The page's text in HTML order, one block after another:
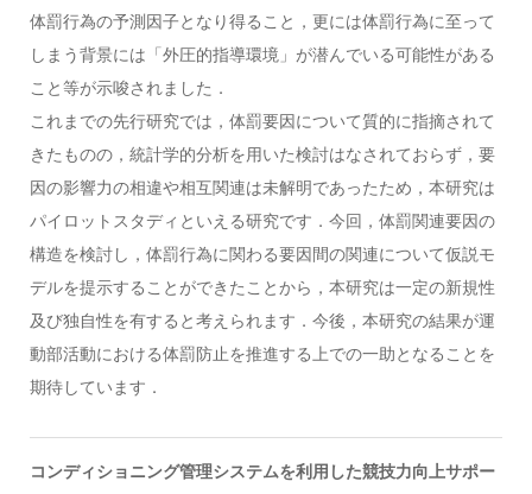
体罰行為の予測因子となり得ること，更には体罰行為に至って
しまう背景には「外圧的指導環境」が潜んでいる可能性がある
こと等が示唆されました．
これまでの先行研究では，体罰要因について質的に指摘されて
きたものの，統計学的分析を用いた検討はなされておらず，要
因の影響力の相違や相互関連は未解明であったため，本研究は
パイロットスタディといえる研究です．今回，体罰関連要因の
構造を検討し，体罰行為に関わる要因間の関連について仮説モ
デルを提示することができたことから，本研究は一定の新規性
及び独自性を有すると考えられます．今後，本研究の結果が運
動部活動における体罰防止を推進する上での一助となることを
期待しています．
コンディショニング管理システムを利用した競技力向上サポー